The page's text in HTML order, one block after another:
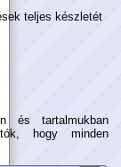
teljes készletét
és tartalmukban
hogy minden